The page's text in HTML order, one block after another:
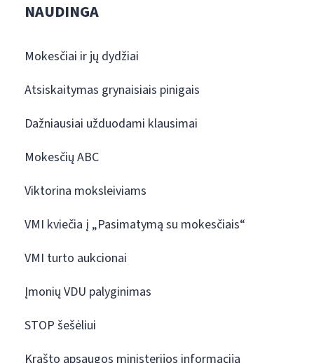
NAUDINGA
Mokesčiai ir jų dydžiai
Atsiskaitymas grynaisiais pinigais
Dažniausiai užduodami klausimai
Mokesčių ABC
Viktorina moksleiviams
VMI kviečia į „Pasimatymą su mokesčiais“
VMI turto aukcionai
Įmonių VDU palyginimas
STOP šešėliui
Krašto apsaugos ministerijos informacija